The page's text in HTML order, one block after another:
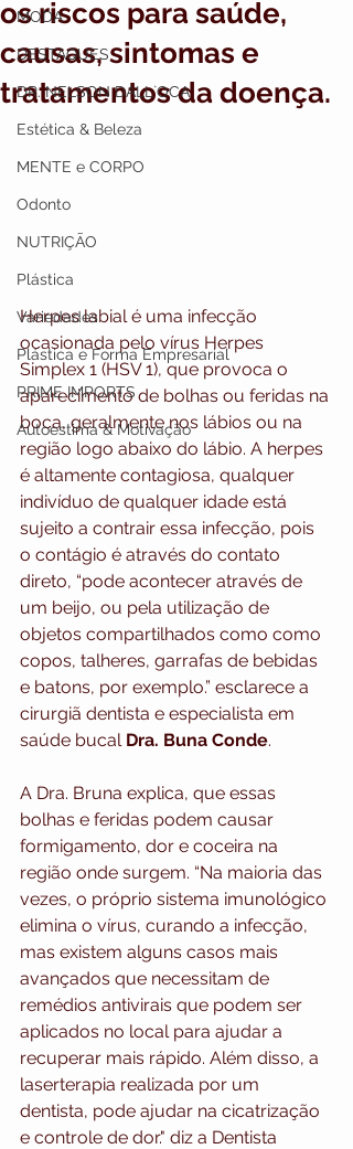
MODA
DESTAQUES
DR. NELSON DALL`OCA
Estética & Beleza
MENTE e CORPO
Odonto
NUTRIÇÃO
Plástica
Variedades
Plástica e Forma Empresarial
PRIME IMPORTS
Autoestima & Motivação
os riscos para saúde,
causas, sintomas e
tratamentos da doença.
Herpes labial é uma infecção
ocasionada pelo vírus Herpes
Simplex 1 (HSV 1), que provoca o
aparecimento de bolhas ou feridas na
boca, geralmente nos lábios ou na
região logo abaixo do lábio. A herpes
é altamente contagiosa, qualquer
indivíduo de qualquer idade está
sujeito a contrair essa infecção, pois
o contágio é através do contato
direto, “pode acontecer através de
um beijo, ou pela utilização de
objetos compartilhados como como
copos, talheres, garrafas de bebidas
e batons, por exemplo.” esclarece a
cirurgiã dentista e especialista em
saúde bucal Dra. Buna Conde.
A Dra. Bruna explica, que essas
bolhas e feridas podem causar
formigamento, dor e coceira na
região onde surgem. “Na maioria das
vezes, o próprio sistema imunológico
elimina o vírus, curando a infecção,
mas existem alguns casos mais
avançados que necessitam de
remédios antivirais que podem ser
aplicados no local para ajudar a
recuperar mais rápido. Além disso, a
laserterapia realizada por um
dentista, pode ajudar na cicatrização
e controle de dor." diz a Dentista